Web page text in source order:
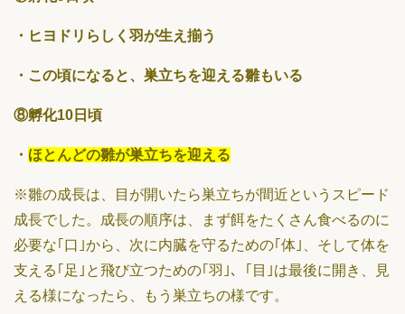
・ヒヨドリらしく羽が生え揃う
・この頃になると、巣立ちを迎える雛もいる
⑧孵化10日頃
・ ほとんどの雛が巣立ちを迎える
※雛の成長は、目が開いたら巣立ちが間近というスピード
成長でした。成長の順序は、まず餌をたくさん食べるのに
必要な｢口｣から、次に内臓を守るための｢体｣、そして体を
支える｢足｣と飛び立つための｢羽｣、｢目｣は最後に開き、見
える様になったら、もう巣立ちの様です。